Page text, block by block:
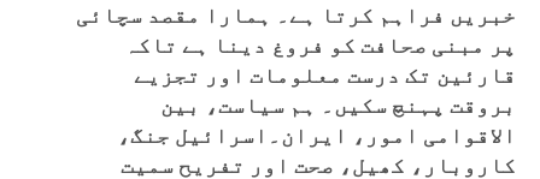
خبریں فراہم کرتا ہے۔ ہمارا مقصد سچائی
پر مبنی صحافت کو فروغ دینا ہے تاکہ
قارئین تک درست معلومات اور تجزیے
بروقت پہنچ سکیں۔ ہم سیاست، بین
الاقوامی امور، ایران۔اسرائیل جنگ،
کاروبار، کھیل، صحت اور تفریح سمیت